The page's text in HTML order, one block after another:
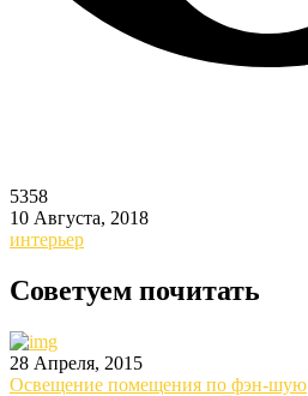
5358
10 Августа, 2018
интерьер
Советуем почитать
28 Апреля, 2015
Освещение помещения по фэн-шую